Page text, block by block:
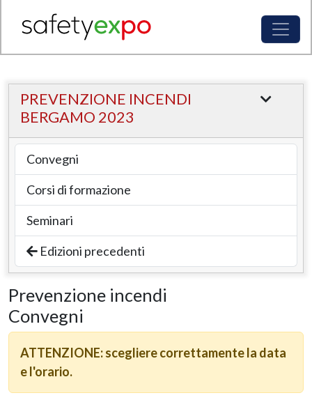
PREVENZIONE INCENDI
BERGAMO 2023
Convegni
Corsi di formazione
Seminari
Edizioni precedenti
Prevenzione incendi
Convegni
ATTENZIONE: scegliere correttamente la data
e l'orario.